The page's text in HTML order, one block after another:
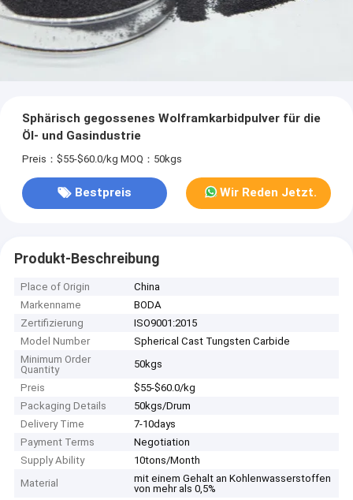
Sphärisch gegossenes Wolframkarbidpulver für die
Öl- und Gasindustrie
Preis：$55-$60.0/kg MOQ：50kgs
Bestpreis Wir Reden Jetzt.
Produkt-Beschreibung
Place of Origin
China
Markenname
BODA
Zertifizierung
ISO9001:2015
Model Number
Spherical Cast Tungsten Carbide
Minimum Order
Quantity
50kgs
Preis
$55-$60.0/kg
Packaging Details
50kgs/Drum
Delivery Time
7-10days
Payment Terms
Negotiation
Supply Ability
10tons/Month
Material
mit einem Gehalt an Kohlenwasserstoffen
von mehr als 0,5%